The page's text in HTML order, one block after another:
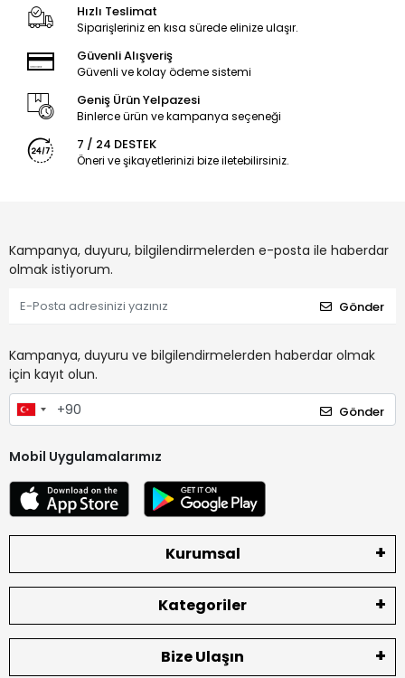
Hızlı Teslimat
Siparişleriniz en kısa sürede elinize ulaşır.
Güvenli Alışveriş
Güvenli ve kolay ödeme sistemi
Geniş Ürün Yelpazesi
Binlerce ürün ve kampanya seçeneği
7 / 24 DESTEK
Öneri ve şikayetlerinizi bize iletebilirsiniz.
Kampanya, duyuru, bilgilendirmelerden e-posta ile haberdar
olmak istiyorum.
Gönder
Kampanya, duyuru ve bilgilendirmelerden haberdar olmak
için kayıt olun.
Gönder
Mobil Uygulamalarımız
Kurumsal
Kategoriler
Bize Ulaşın